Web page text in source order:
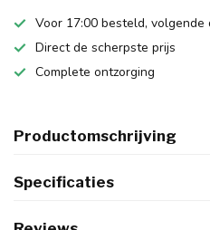
Voor 17:00 besteld, volgende
Direct de scherpste prijs
Complete ontzorging
Productomschrijving
Specificaties